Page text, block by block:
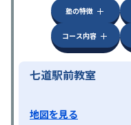
塾の特徴
コース内容
七道駅前教室
地図を見る